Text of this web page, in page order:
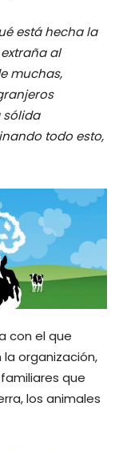
está hecha la
al
muchas,
sólida
todo esto,
con el que
la organización,
que
los animales